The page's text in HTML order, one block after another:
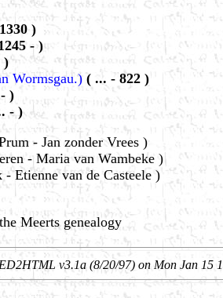
)
- )
)
Wormsgau.) ( ... - 822 )
)
- )
- Jan zonder Vrees )
- Maria van Wambeke )
Etienne van de Casteele )
Meerts genealogy
v3.1a (8/20/97) on Mon Jan 15